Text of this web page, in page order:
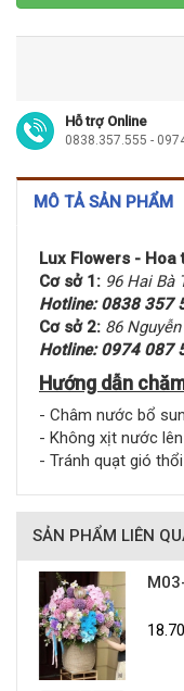
Hỗ trợ Online
0838.357.555 -
MÔ TẢ SẢN PHẨM
Lux Flowers -
Cơ sở 1: 96 Hai Bà
Hotline: 0838 357
Cơ sở 2: 86
Hotline: 0974 087
Hướng dẫn
- Châm nước bổ
- Không xịt nước
- Tránh quạt gió
SẢN PHẨM LIÊN